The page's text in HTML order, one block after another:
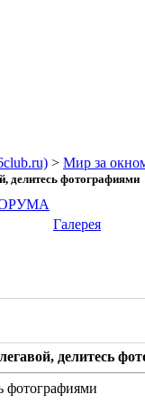
> Мир за
делитесь фотографиями
Галерея
делитесь
фотографиями